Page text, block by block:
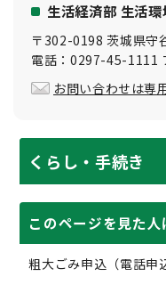
生活経済部 生活環
〒302-0198 茨城県守
電話：0297-45-1111
お問い合わせは専
くらし・手続き
このページを見た
粗大ごみ申込（電話申